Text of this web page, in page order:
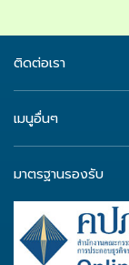
ติดต่อเรา
เมนูอื่นๆ
มาตรฐานรองรับ